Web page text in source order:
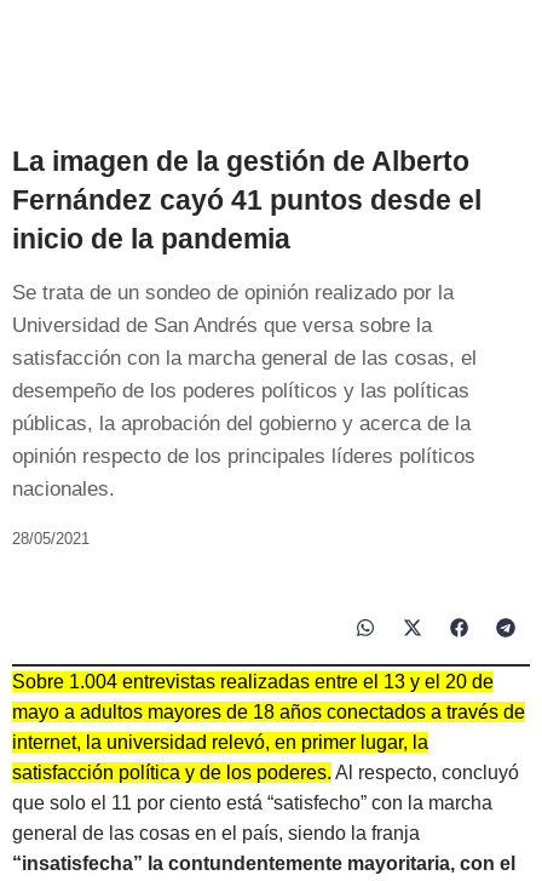
La imagen de la gestión de Alberto
Fernández cayó 41 puntos desde el
inicio de la pandemia
Se trata de un sondeo de opinión realizado por la
Universidad de San Andrés que versa sobre la
satisfacción con la marcha general de las cosas, el
desempeño de los poderes políticos y las políticas
públicas, la aprobación del gobierno y acerca de la
opinión respecto de los principales líderes políticos
nacionales.
28/05/2021
Sobre 1.004 entrevistas realizadas entre el 13 y el 20 de
mayo a adultos mayores de 18 años conectados a través de
internet, la universidad relevó, en primer lugar, la
satisfacción política y de los poderes. Al respecto, concluyó
que solo el 11 por ciento está “satisfecho” con la marcha
general de las cosas en el país, siendo la franja
“insatisfecha” la contundentemente mayoritaria, con el